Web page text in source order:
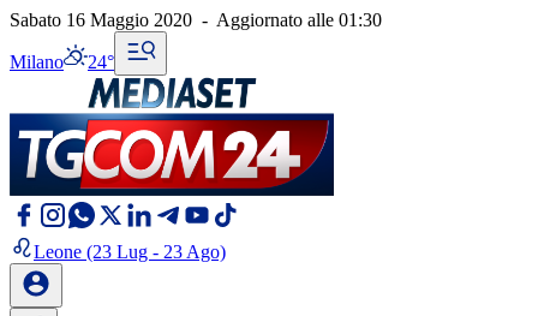
Sabato 16 Maggio 2020 - Aggiornato alle 01:30
Milano 24°
Leone (23 Lug - 23 Ago)